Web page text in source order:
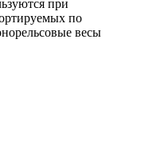
при
по
весы